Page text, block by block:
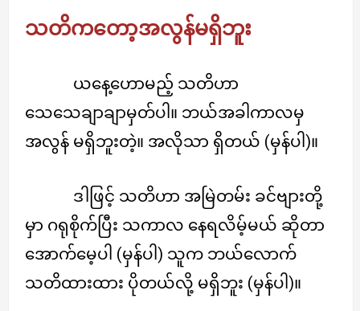
သတိကတော့အလွန်မရှိဘူး
ယနေ့ဟောမည့် သတိဟာ
သေသေချာချာမှတ်ပါ။ ဘယ်အခါကာလမှ
အလွန် မရှိဘူးတဲ့။ အလိုသာ ရှိတယ် (မှန်ပါ)။
ဒါဖြင့် သတိဟာ အမြဲတမ်း ခင်ဗျားတို့
မှာ ဂရုစိုက်ပြီး သကာလ နေရလိမ့်မယ် ဆိုတာ
အောက်မေ့ပါ (မှန်ပါ) သူက ဘယ်လောက်
သတိထားထား ပိုတယ်လို့ မရှိဘူး (မှန်ပါ)။